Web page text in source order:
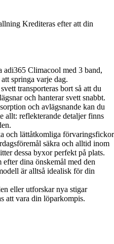
Krediteras efter att din
Climacool med 3 band,
springa varje dag.
transporteras bort så att du
och hanterar svett snabbt.
och avlägsnande kan du
allt: reflekterande detaljer finns
och lättåtkomliga förvaringsfickor
säkra och alltid inom
dessa byxor perfekt på plats.
efter dina önskemål med den
är alltså idealisk för din
eller utforskar nya stigar
att vara din löparkompis.